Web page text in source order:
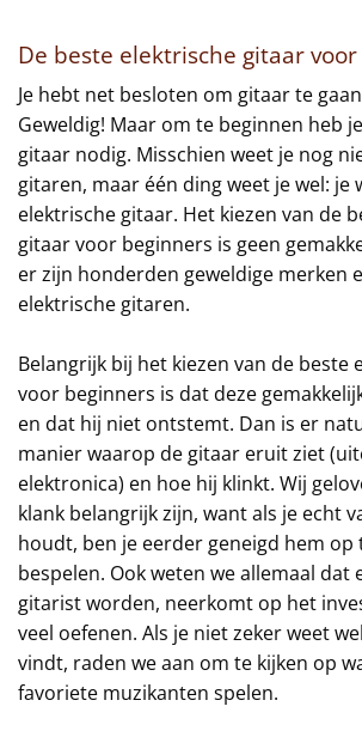
De beste elektrische gitaar
Je hebt net besloten om gitaar te
Geweldig! Maar om te beginnen heb
gitaar nodig. Misschien weet je nog
gitaren, maar één ding weet je wel: je
elektrische gitaar. Het kiezen van de
gitaar voor beginners is geen
er zijn honderden geweldige merken
elektrische gitaren.
Belangrijk bij het kiezen van de beste
voor beginners is dat deze
en dat hij niet ontstemt. Dan is er
manier waarop de gitaar eruit ziet
elektronica) en hoe hij klinkt. Wij
klank belangrijk zijn, want als je echt
houdt, ben je eerder geneigd hem op
bespelen. Ook weten we allemaal dat
gitarist worden, neerkomt op het
veel oefenen. Als je niet zeker weet
vindt, raden we aan om te kijken op
favoriete muzikanten spelen.